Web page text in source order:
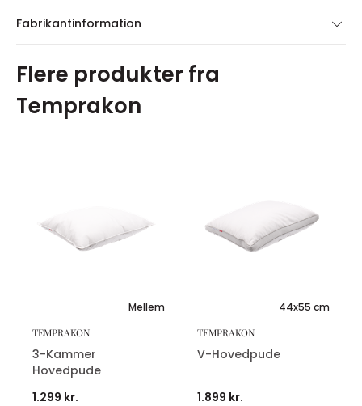
Fabrikantinformation
Flere produkter fra
Temprakon
Mellem
TEMPRAKON
3-Kammer
Hovedpude
1.299 kr.
44x55 cm
TEMPRAKON
V-Hovedpude
1.899 kr.